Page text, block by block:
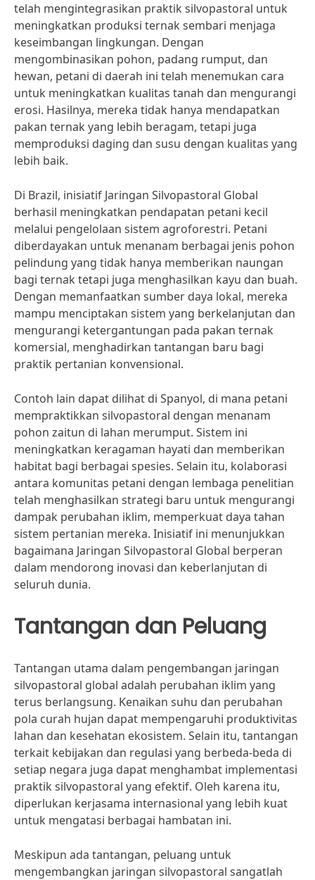
telah mengintegrasikan praktik silvopastoral untuk
meningkatkan produksi ternak sembari menjaga
keseimbangan lingkungan. Dengan
mengombinasikan pohon, padang rumput, dan
hewan, petani di daerah ini telah menemukan cara
untuk meningkatkan kualitas tanah dan mengurangi
erosi. Hasilnya, mereka tidak hanya mendapatkan
pakan ternak yang lebih beragam, tetapi juga
memproduksi daging dan susu dengan kualitas yang
lebih baik.
Di Brazil, inisiatif Jaringan Silvopastoral Global
berhasil meningkatkan pendapatan petani kecil
melalui pengelolaan sistem agroforestri. Petani
diberdayakan untuk menanam berbagai jenis pohon
pelindung yang tidak hanya memberikan naungan
bagi ternak tetapi juga menghasilkan kayu dan buah.
Dengan memanfaatkan sumber daya lokal, mereka
mampu menciptakan sistem yang berkelanjutan dan
mengurangi ketergantungan pada pakan ternak
komersial, menghadirkan tantangan baru bagi
praktik pertanian konvensional.
Contoh lain dapat dilihat di Spanyol, di mana petani
mempraktikkan silvopastoral dengan menanam
pohon zaitun di lahan merumput. Sistem ini
meningkatkan keragaman hayati dan memberikan
habitat bagi berbagai spesies. Selain itu, kolaborasi
antara komunitas petani dengan lembaga penelitian
telah menghasilkan strategi baru untuk mengurangi
dampak perubahan iklim, memperkuat daya tahan
sistem pertanian mereka. Inisiatif ini menunjukkan
bagaimana Jaringan Silvopastoral Global berperan
dalam mendorong inovasi dan keberlanjutan di
seluruh dunia.
Tantangan dan Peluang
Tantangan utama dalam pengembangan jaringan
silvopastoral global adalah perubahan iklim yang
terus berlangsung. Kenaikan suhu dan perubahan
pola curah hujan dapat mempengaruhi produktivitas
lahan dan kesehatan ekosistem. Selain itu, tantangan
terkait kebijakan dan regulasi yang berbeda-beda di
setiap negara juga dapat menghambat implementasi
praktik silvopastoral yang efektif. Oleh karena itu,
diperlukan kerjasama internasional yang lebih kuat
untuk mengatasi berbagai hambatan ini.
Meskipun ada tantangan, peluang untuk
mengembangkan jaringan silvopastoral sangatlah